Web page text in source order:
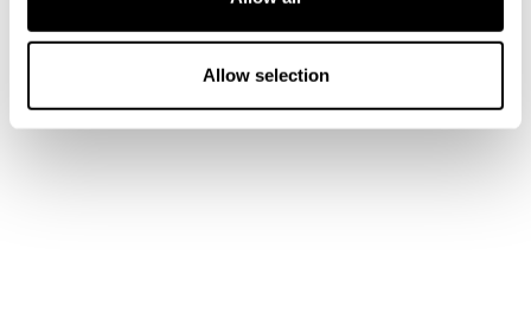
Allow selection